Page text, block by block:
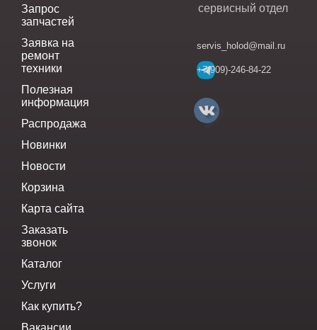
Запрос
запчастей
Заявка на
ремонт
техники
Полезная
информация
Распродажа
Новинки
Новости
Корзина
Карта сайта
Заказать
звонок
Каталог
Услуги
Как купить?
Вакансии
сервисный отдел
servis_holod@mail.ru
+7(909)-246-84-22